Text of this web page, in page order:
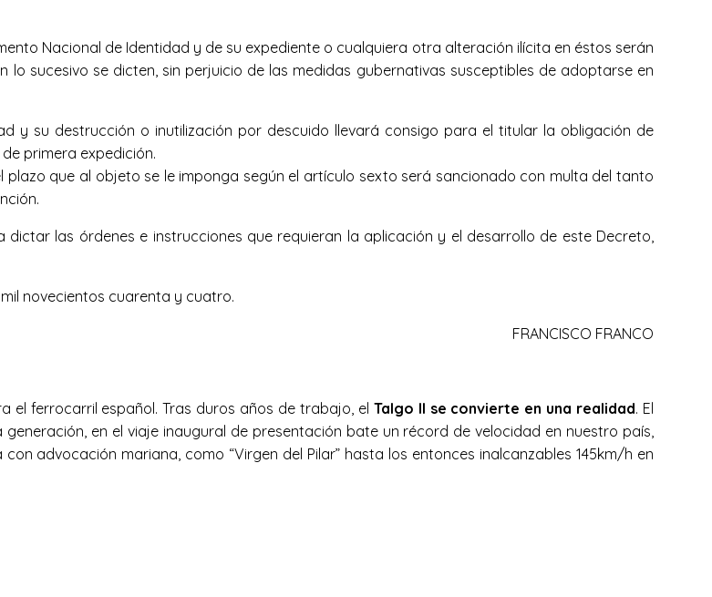
Nacional de Identidad y de su expediente o cualquiera otra alteración ilícita en éstos serán
sucesivo se dicten, sin perjuicio de las medidas gubernativas susceptibles de adoptarse en
y su destrucción o inutilización por descuido llevará consigo para el titular la obligación de
primera expedición.
que al objeto se le imponga según el artículo sexto será sancionado con multa del tanto
las órdenes e instrucciones que requieran la aplicación y el desarrollo de este Decreto,
novecientos cuarenta y cuatro.
FRANCISCO FRANCO
el ferrocarril español. Tras duros años de trabajo, el Talgo II se convierte en una realidad. El
en el viaje inaugural de presentación bate un récord de velocidad en nuestro país,
advocación mariana, como “Virgen del Pilar” hasta los entonces inalcanzables 145km/h en